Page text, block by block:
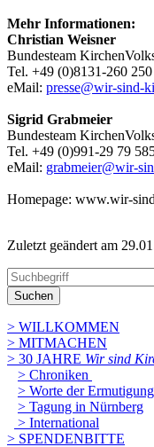
Mehr Informationen:
Christian Weisner
Bundesteam
Tel. +49 (0)8131-260
eMail: presse@wir-sind-
Sigrid Grabmeier
Bundesteam
Tel. +49 (0)991-29 79
eMail: grabmeier@wir-
Homepage: www.wir-
Zuletzt geändert am
Suchen
> WILLKOMMEN
> MITMACHEN
> 30 JAHRE Wir sind
> Chroniken
> Worte der Ermutigung
> Tagung in Nürnberg
> International
> SPENDENBITTE